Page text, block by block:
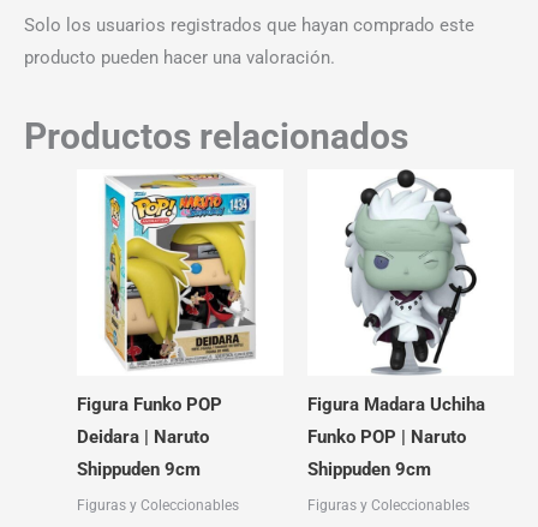
Solo los usuarios registrados que hayan comprado este
producto pueden hacer una valoración.
Productos relacionados
Figura Funko POP
Deidara | Naruto
Shippuden 9cm
Figuras y Coleccionables
Figura Madara Uchiha
Funko POP | Naruto
Shippuden 9cm
Figuras y Coleccionables